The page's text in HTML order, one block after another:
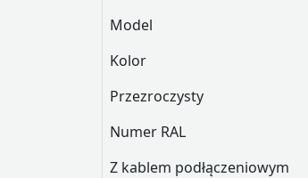
Model
Kolor
Przezroczysty
Numer RAL
Z kablem podłączeniowym